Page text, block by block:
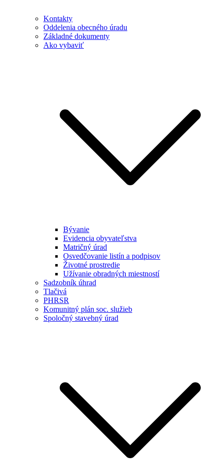
Kontakty
Oddelenia obecného úradu
Základné dokumenty
Ako vybaviť
Bývanie
Evidencia obyvateľstva
Matričný úrad
Osvedčovanie listín a podpisov
Životné prostredie
Užívanie obradných miestností
Sadzobník úhrad
Tlačivá
PHRSR
Komunitný plán soc. služieb
Spoločný stavebný úrad